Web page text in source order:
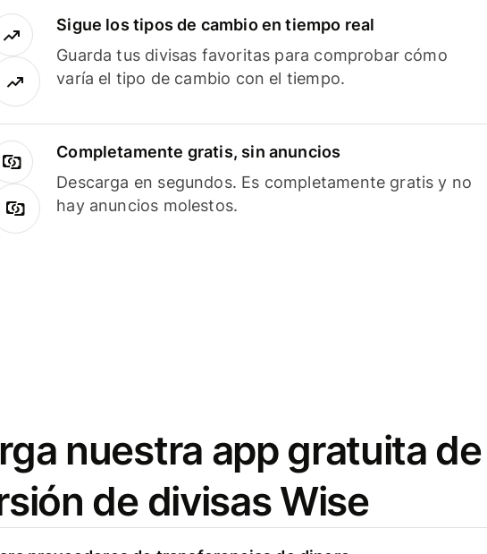
Sigue los tipos de cambio en tiempo real
Guarda tus divisas favoritas para comprobar cómo
varía el tipo de cambio con el tiempo.
Completamente gratis, sin anuncios
Descarga en segundos. Es completamente gratis y no
hay anuncios molestos.
nuestra app gratuita de
de divisas Wise